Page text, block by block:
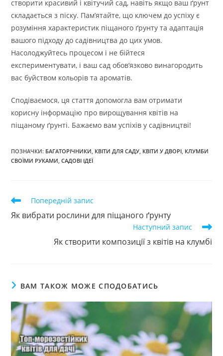
створити красивий і квітучий сад, навіть якщо ваш ґрунт
складається з піску. Пам’ятайте, що ключем до успіху є
розуміння характеристик піщаного ґрунту та адаптація
вашого підходу до садівництва до цих умов.
Насолоджуйтесь процесом і не бійтеся
експериментувати, і ваш сад обов’язково винагородить
вас буйством кольорів та ароматів.
Сподіваємося, ця стаття допомогла вам отримати
корисну інформацію про вирощування квітів на
піщаному ґрунті. Бажаємо вам успіхів у садівництві!
ПОЗНАЧКИ: БАГАТОРІЧНИКИ, КВІТИ ДЛЯ САДУ, КВІТИ У ДВОРІ, КЛУМБИ
СВОЇМИ РУКАМИ, САДОВІ ІДЕЇ
Прочитати
більше
статей
Попередній запис
Як вибрати рослини для піщаного ґрунту
Наступний запис
Як створити композиції з квітів на клумбі
ВАМ ТАКОЖ МОЖЕ СПОДОБАТИСЬ